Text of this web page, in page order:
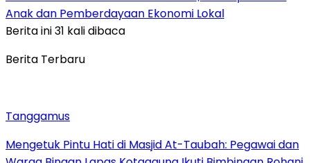
Anak dan Pemberdayaan Ekonomi Lokal
Berita ini 31 kali dibaca
Berita Terbaru
Tanggamus
Mengetuk Pintu Hati di Masjid At-Taubah: Pegawai dan